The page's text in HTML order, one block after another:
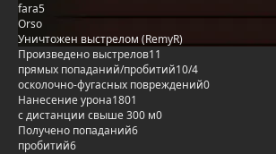
fara5
Orso
Уничтожен выстрелом (RemyR)
Произведено выстрелов11
прямых попаданий/пробитий10/4
осколочно-фугасных повреждений0
Нанесение урона1801
с дистанции свыше 300 м0
Получено попаданий6
пробитий6